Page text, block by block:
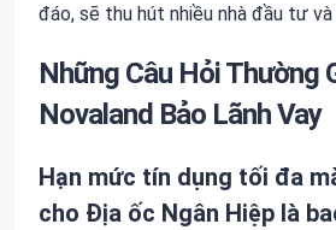
đáo, sẽ thu hút nhiều nhà đầu tư và
Những Câu Hỏi Thường
Novaland Bảo Lãnh Vay
Hạn mức tín dụng tối đa
cho Địa ốc Ngân Hiệp là